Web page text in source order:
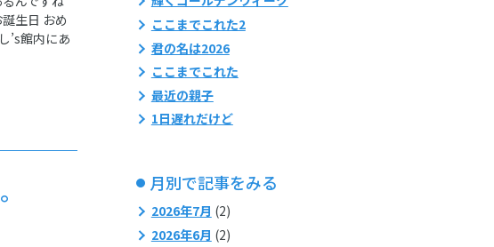
生日 おめ
’s館内にあ
ここまでこれた2
君の名は2026
ここまでこれた
最近の親子
1日遅れだけど
月別で記事をみる
2026年7月 (2)
2026年6月 (2)